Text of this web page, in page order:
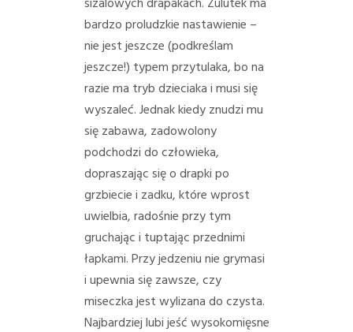
bardzo proludzkie nastawienie –
nie jest jeszcze (podkreślam
jeszcze!) typem przytulaka, bo na
razie ma tryb dzieciaka i musi się
wyszaleć. Jednak kiedy znudzi mu
się zabawa, zadowolony
podchodzi do człowieka,
dopraszając się o drapki po
grzbiecie i zadku, które wprost
uwielbia, radośnie przy tym
gruchając i tuptając przednimi
łapkami. Przy jedzeniu nie grymasi
i upewnia się zawsze, czy
miseczka jest wylizana do czysta.
Najbardziej lubi jeść wysokomięsne